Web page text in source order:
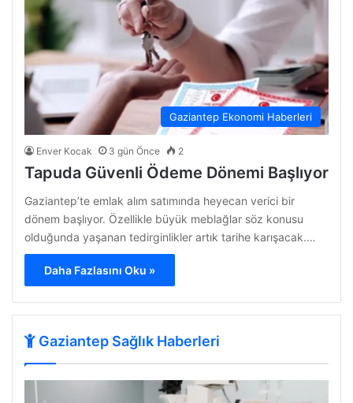
Gaziantep Ekonomi Haberleri
Enver Kocak 3 gün Önce 2
Tapuda Güvenli Ödeme Dönemi Başlıyor
Gaziantep’te emlak alım satımında heyecan verici bir
dönem başlıyor. Özellikle büyük meblağlar söz konusu
olduğunda yaşanan tedirginlikler artık tarihe karışacak.…
Daha Fazlasını Oku »
Gaziantep Sağlık Haberleri